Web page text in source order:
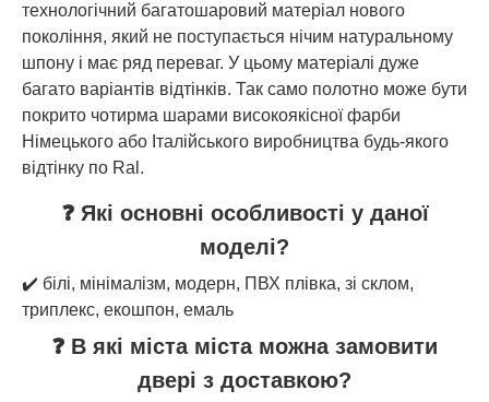
технологічний багатошаровий матеріал нового
покоління, який не поступається нічим натуральному
шпону і має ряд переваг. У цьому матеріалі дуже
багато варіантів відтінків. Так само полотно може бути
покрито чотирма шарами високоякісної фарби
Німецького або Італійського виробництва будь-якого
відтінку по Ral.
❓ Які основні особливості у даної
моделі?
✔️ білі, мінімалізм, модерн, ПВХ плівка, зі склом,
триплекс, екошпон, емаль
❓ В які міста міста можна замовити
двері з доставкою?